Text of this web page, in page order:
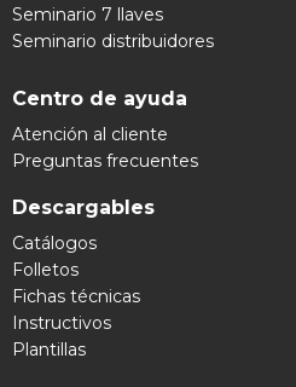
Seminario 7 llaves
Seminario distribuidores
Centro de ayuda
Atención al cliente
Preguntas frecuentes
Descargables
Catálogos
Folletos
Fichas técnicas
Instructivos
Plantillas